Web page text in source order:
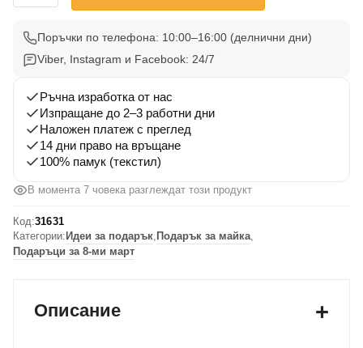
за
майка
силата“
оригинален
подарък
Поръчки по телефона: 10:00–16:00 (делнични дни)
Viber, Instagram и Facebook: 24/7
Ръчна изработка от нас
Изпращане до 2–3 работни дни
Наложен платеж с преглед
14 дни право на връщане
100% памук (текстил)
В момента 6 човека разглеждат този продукт
Код:31631
Категории: Идеи за подарък, Подарък за майка,
Подаръци за 8-ми март
Описание